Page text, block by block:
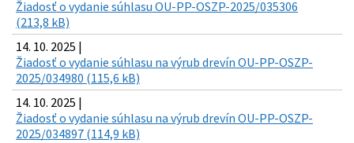
Žiadosť o vydanie súhlasu OU-PP-OSZP-2025/035306
(213,8 kB)
14. 10. 2025 |
Žiadosť o vydanie súhlasu na výrub drevín OU-PP-OSZP-
2025/034980 (115,6 kB)
14. 10. 2025 |
Žiadosť o vydanie súhlasu na výrub drevín OU-PP-OSZP-
2025/034897 (114,9 kB)